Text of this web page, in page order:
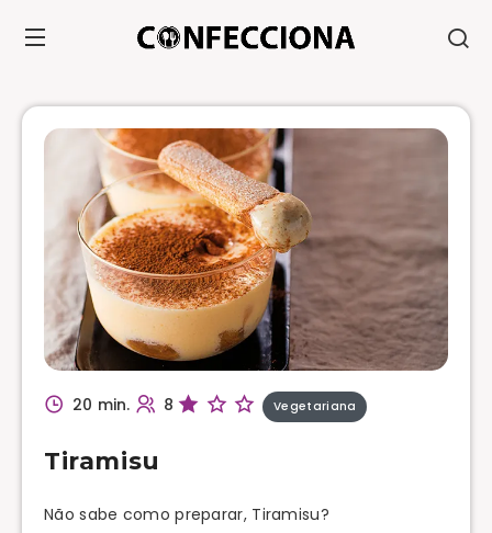
20 min. 8 Vegetariana
Tiramisu
Não sabe como preparar, Tiramisu?